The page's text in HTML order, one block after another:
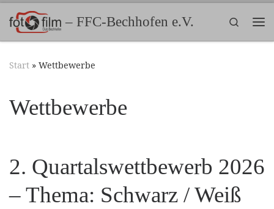
Zum Inhalt springen– FFC-Bechhofen e.V.
Search
Start » Wettbewerbe
Wettbewerbe
2. Quartalswettbewerb 2026
– Thema: Schwarz / Weiß